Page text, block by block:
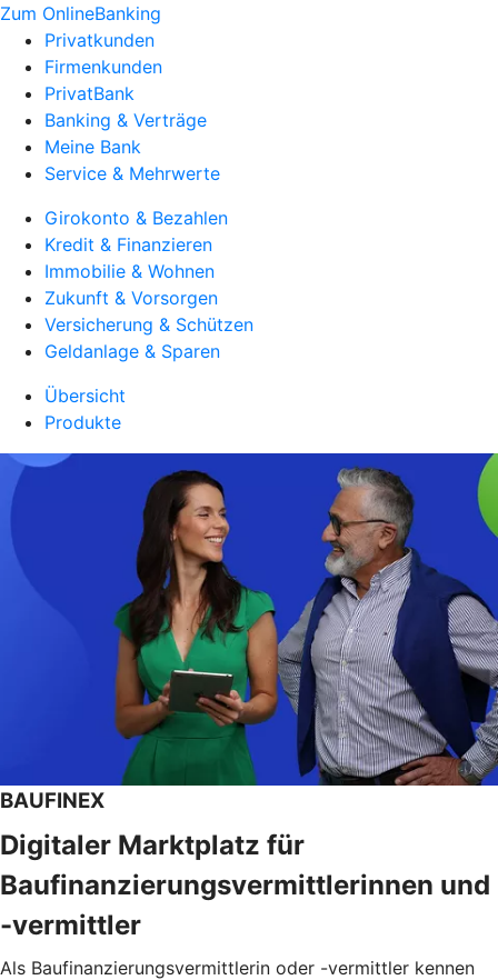
Zum OnlineBanking
Privatkunden
Firmenkunden
PrivatBank
Banking & Verträge
Meine Bank
Service & Mehrwerte
Girokonto & Bezahlen
Kredit & Finanzieren
Immobilie & Wohnen
Zukunft & Vorsorgen
Versicherung & Schützen
Geldanlage & Sparen
Übersicht
Produkte
BAUFINEX
Digitaler Marktplatz für
Baufinanzierungsvermittlerinnen und
-vermittler
Als Baufinanzierungsvermittlerin oder -vermittler kennen